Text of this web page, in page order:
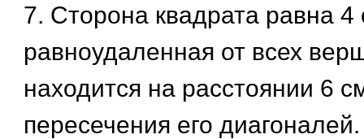
7. Сторона квадрата равна 4
равноудаленная от всех
находится на расстоянии 6
пересечения его